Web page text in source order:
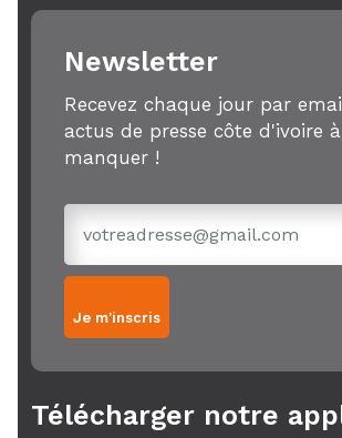
Newsletter
Recevez chaque jour par
actus de presse côte d'ivoire
manquer !
Je m'inscris
Télécharger notre